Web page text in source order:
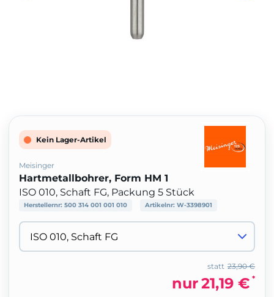
Kein Lager-Artikel
Meisinger
Hartmetallbohrer, Form HM 1
ISO 010, Schaft FG, Packung 5 Stück
Herstellernr: 500 314 001 001 010 Artikelnr: W-3398901
23,90 €
statt
nur21,19 € *